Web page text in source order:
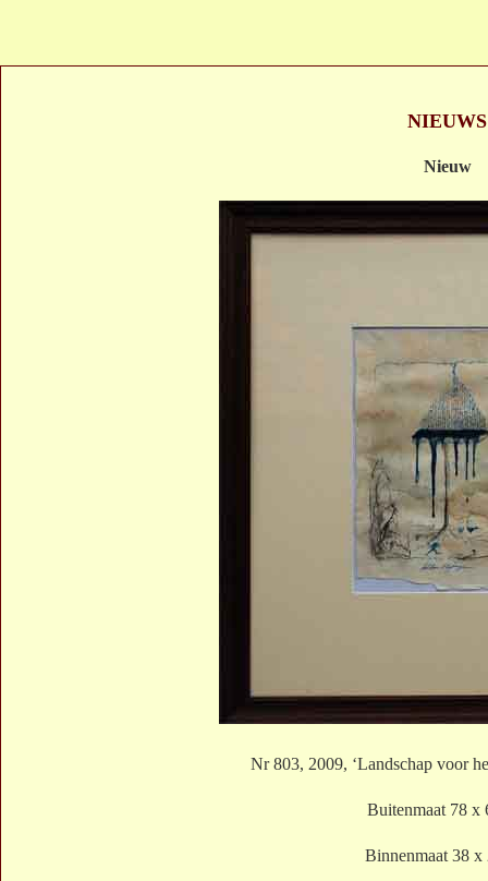
NIEUWS
Nieuw
Nr 803, 2009, ‘Landschap voor
Buitenmaat 78 x
Binnenmaat 38 x